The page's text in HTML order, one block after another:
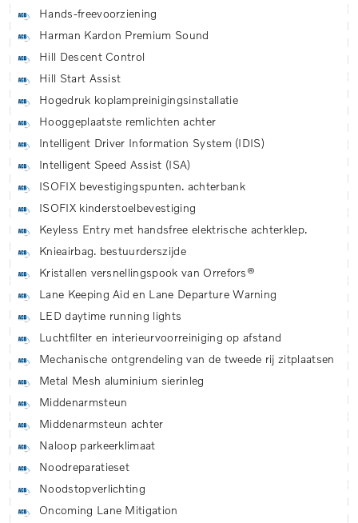
Hands-freevoorziening
Harman Kardon Premium Sound
Hill Descent Control
Hill Start Assist
Hogedruk koplampreinigingsinstallatie
Hooggeplaatste remlichten achter
Intelligent Driver Information System (IDIS)
Intelligent Speed Assist (ISA)
ISOFIX bevestigingspunten. achterbank
ISOFIX kinderstoelbevestiging
Keyless Entry met handsfree elektrische achterklep.
Knieairbag. bestuurderszijde
Kristallen versnellingspook van Orrefors®
Lane Keeping Aid en Lane Departure Warning
LED daytime running lights
Luchtfilter en interieurvoorreiniging op afstand
Mechanische ontgrendeling van de tweede rij zitplaatsen
Metal Mesh aluminium sierinleg
Middenarmsteun
Middenarmsteun achter
Naloop parkeerklimaat
Noodreparatieset
Noodstopverlichting
Oncoming Lane Mitigation